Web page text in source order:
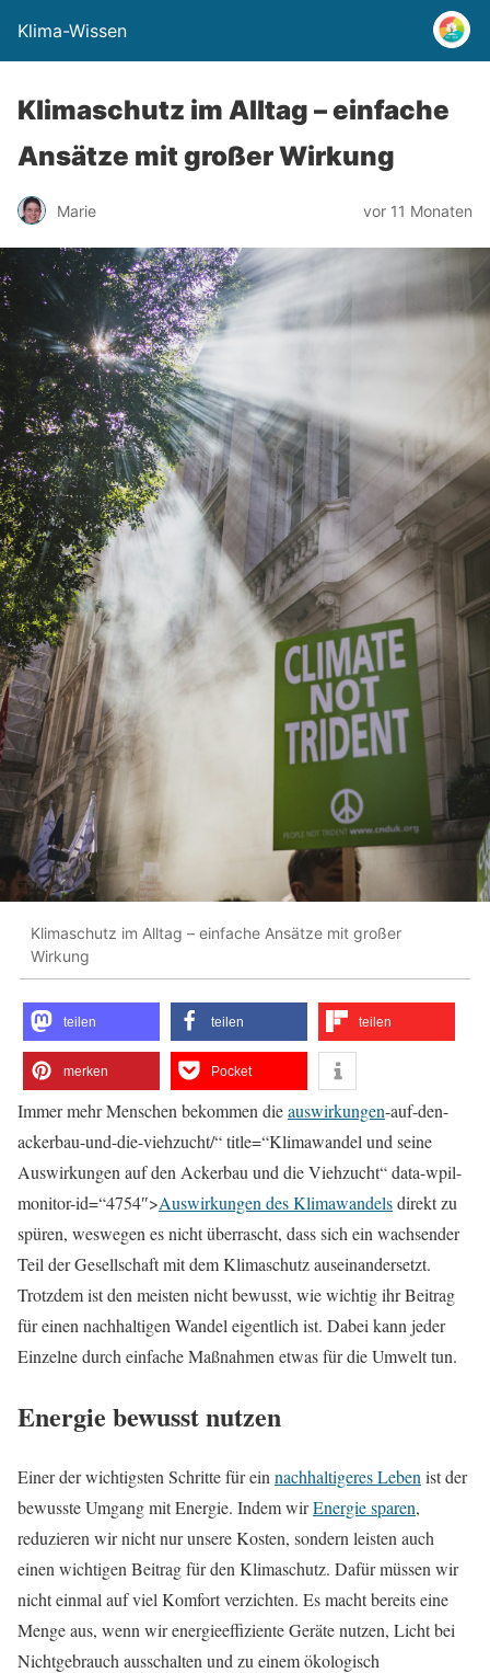
Klima-Wissen
Klimaschutz im Alltag – einfache
Ansätze mit großer Wirkung
Marie vor 11 Monaten
Klimaschutz im Alltag – einfache Ansätze mit großer
Wirkung
teilen teilen teilen
merken Pocket
Immer mehr Menschen bekommen dieauswirkungen-auf-den-
ackerbau-und-die-viehzucht/“ title=“Klimawandel und seine
Auswirkungen auf den Ackerbau und die Viehzucht“ data-wpil-
monitor-id=“4754″>Auswirkungen des Klimawandelsdirekt zu
spüren, weswegen es nicht überrascht, dass sich ein wachsender
Teil der Gesellschaft mit dem Klimaschutz auseinandersetzt.
Trotzdem ist den meisten nicht bewusst, wie wichtig ihr Beitrag
für einen nachhaltigen Wandel eigentlich ist. Dabei kann jeder
Einzelne durch einfache Maßnahmen etwas für die Umwelt tun.
Energie bewusst nutzen
Einer der wichtigsten Schritte für ein nachhaltigeres Leben ist der
bewusste Umgang mit Energie. Indem wirEnergie sparen,
reduzieren wir nicht nur unsere Kosten, sondern leisten auch
einen wichtigen Beitrag für den Klimaschutz. Dafür müssen wir
nicht einmal auf viel Komfort verzichten. Es macht bereits eine
Menge aus, wenn wir energieeffiziente Geräte nutzen, Licht bei
Nichtgebrauch ausschalten und zu einem ökologisch